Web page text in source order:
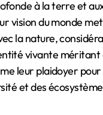
à la terre et
vision du monde met
la nature,
vivante méritant
leur plaidoyer
et des